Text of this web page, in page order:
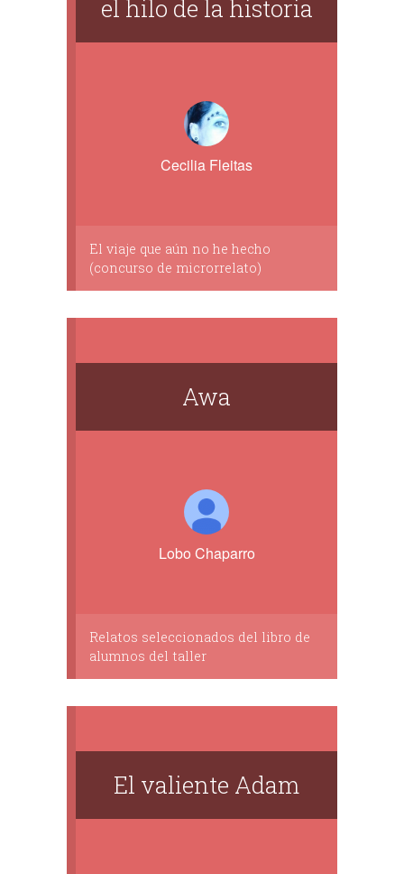
el hilo de la historia
Cecilia Fleitas
El viaje que aún no he hecho
(concurso de microrrelato)
Awa
Lobo Chaparro
Relatos seleccionados del libro de
alumnos del taller
El valiente Adam